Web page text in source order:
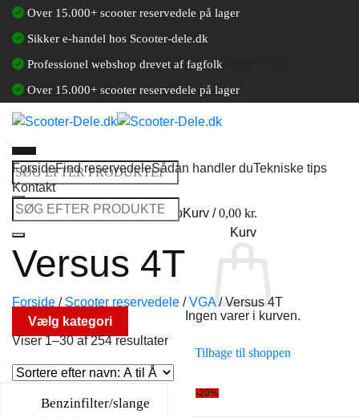
Fortsæt
indhold
Over 15.000+ scooter reservedele på lager
Sikker e-handel hos Scooter-dele.dk
Professionel webshop drevet af fagfolk
Over 15.000+ scooter reservedele på lager
Søg
efter:
Log ind / Opret en kundekontoKurv /0,00 kr.
Kurv
Ingen varer i kurven.
Tilbage til shoppen
ForsideFind reservedeleSådan handler duTekniske tips
Kontakt
Søg
efter:
Versus 4T
Forside / Scooter reservedele / VGA /Versus 4T
Vælg kategori
Viser 1–30 af 254 resultater
Benzinfilter/slange
-20%